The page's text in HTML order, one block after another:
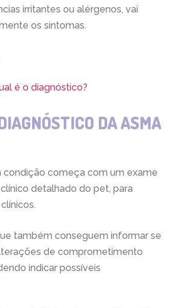
irritantes ou alérgenos, vai
os sintomas.
é o diagnóstico?
DA ASMA
condição começa com um exame
detalhado do pet, para
também conseguem informar se
de comprometimento
indicar possíveis